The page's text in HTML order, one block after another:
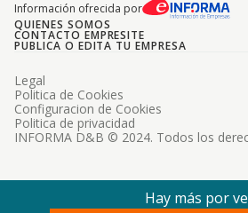
Información ofrecida por
QUIENES SOMOS
CONTACTO EMPRESITE
PUBLICA O EDITA TU EMPRESA
INFORMA D&B © 2024. Todos los
Legal
Politica de Cookies
Configuracion de Cookies
Politica de privacidad
Hay más por